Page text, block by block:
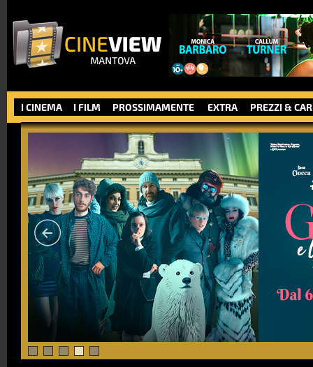
I CINEMA I FILM PROSSIMAMENTE EXTRA PREZZI &